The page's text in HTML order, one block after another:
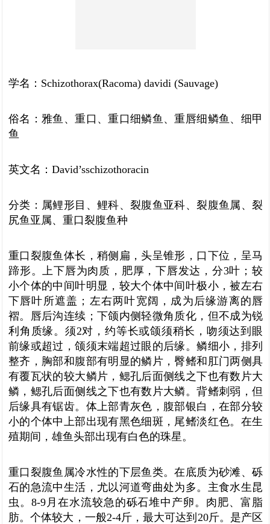
学名：Schizothorax(Racoma) davidi (Sauvage)
俗名：雅鱼、重口、重口细鳞鱼、重唇细鳞鱼、细甲
鱼
英文名：David’sschizothoracin
分类：属鲤形目、鲤科、裂腹鱼亚科、裂腹鱼属、裂
尻鱼亚属、重口裂腹鱼种
重口裂腹鱼体长，稍侧扁，头呈锥形，口下位，呈马
蹄形。上下唇为肉质，肥厚，下唇发达，分3叶；较
小个体的中间叶明显，较大个体中间叶极小，被左右
下唇叶所遮盖；左右两叶宽阔，成为后缘游离的唇
褶。唇后沟连续；下颌内侧轻微角质化，但不成为锐
利角质缘。须2对，约等长或颌须稍长，吻须达到眼
前缘或超过，颌须末端超过眼的后缘。鳞细小，排列
整齐，胸部和腹部有明显的鳞片，臀鳍和肛门两侧具
有覆瓦状的较大鳞片，鳃孔后面侧线之下也有数片大
鳞，鳃孔后面侧线之下也有数片大鳞。背鳍刺弱，但
后缘具有锯齿。体上部青灰色，腹部银白，在部分较
小的个体中上部出现有黑色细斑，尾鳍淡红色。在生
殖期间，雄鱼头部出现有白色的珠星。
重口裂腹鱼属冷水性的下层鱼类。在底质为砂滩、砾
石的急流中生活，尤以河道弯曲处为多。主食水生昆
虫。8-9月在水流较急的砾石堆中产卵。肉肥、富脂
肪。个体较大，一般2-4斤，最大可达到20斤。是产区